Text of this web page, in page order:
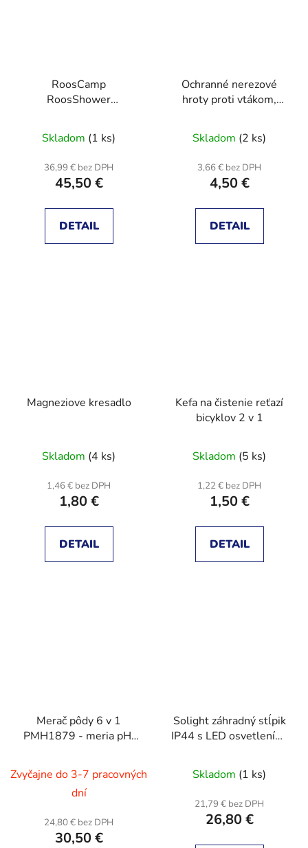
RoosCamp
RoosShower
akumulátorom
Skladom (1 ks)
36,99 € bez DPH
45,50 €
DETAIL
Ochranné nerezové
hroty proti vtákom,
Skladom (2 ks)
3,66 € bez DPH
4,50 €
DETAIL
Magneziove kresadlo
Skladom (4 ks)
1,46 € bez DPH
1,80 €
DETAIL
Kefa na čistenie reťazí
bicyklov 2 v 1
Skladom (5 ks)
1,22 € bez DPH
1,50 €
DETAIL
Merač pôdy 6 v 1
PMH1879 - meria pH,
(EC), osvetlenie, teplotu
pôdy, vlhkosť
Zvyčajne do 3-7 pracovných
dní
24,80 € bez DPH
30,50 €
Solight záhradný stĺpik
IP44 s LED osvetlením,
Skladom (1 ks)
21,79 € bez DPH
26,80 €